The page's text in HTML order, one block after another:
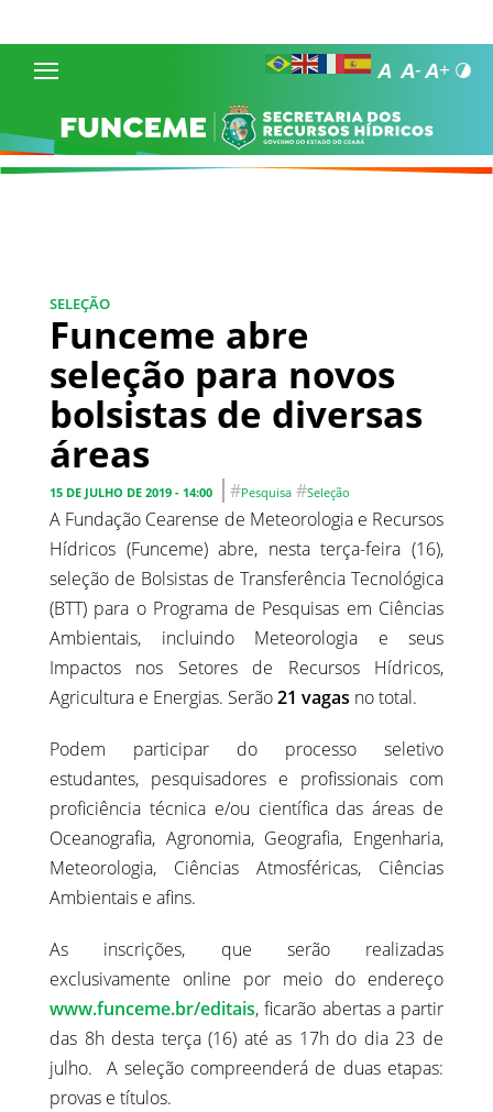
SELEÇÃO
Funceme abre
seleção para novos
bolsistas de diversas
áreas
15 DE JULHO DE 2019 - 14:00 #Pesquisa #Seleção
A Fundação Cearense de Meteorologia e Recursos
Hídricos (Funceme) abre, nesta terça-feira (16),
seleção de Bolsistas de Transferência Tecnológica
(BTT) para o Programa de Pesquisas em Ciências
Ambientais, incluindo Meteorologia e seus
Impactos nos Setores de Recursos Hídricos,
Agricultura e Energias. Serão21 vagas no total.
Podem participar do processo seletivo
estudantes, pesquisadores e profissionais com
proficiência técnica e/ou científica das áreas de
Oceanografia, Agronomia, Geografia, Engenharia,
Meteorologia, Ciências Atmosféricas, Ciências
Ambientais e afins.
As inscrições, que serão realizadas
exclusivamente online por meio do endereço
www.funceme.br/editais, ficarão abertas a partir
das 8h desta terça (16) até as 17h do dia 23 de
julho. A seleção compreenderá de duas etapas:
provas e títulos.